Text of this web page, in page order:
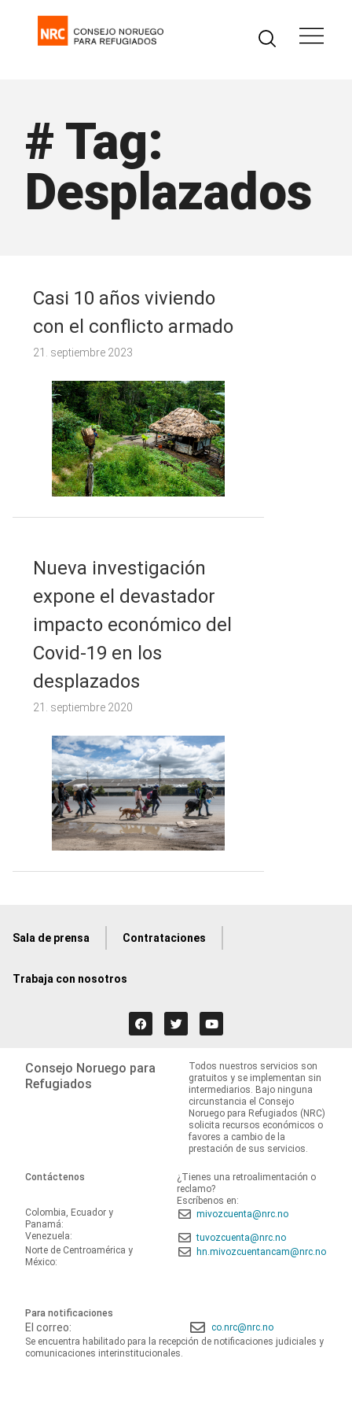
# Tag:
Desplazados
Casi 10 años viviendo
con el conflicto armado
21. septiembre 2023
Nueva investigación
expone el devastador
impacto económico del
Covid-19 en los
desplazados
21. septiembre 2020
Sala de prensa Contrataciones
Trabaja con nosotros
Consejo Noruego para
Refugiados
Todos nuestros servicios son
gratuitos y se implementan sin
intermediarios. Bajo ninguna
circunstancia el Consejo
Noruego para Refugiados (NRC)
solicita recursos económicos o
favores a cambio de la
prestación de sus servicios.
Contáctenos
¿Tienes una retroalimentación o
reclamo?
Escríbenos en:
Colombia, Ecuador y
Panamá:
mivozcuenta@nrc.no
Venezuela:
tuvozcuenta@nrc.no
Norte de Centroamérica y
México:
hn.mivozcuentancam@nrc.no
Para notificaciones
El correo:
co.nrc@nrc.no
Se encuentra habilitado para la recepción de notificaciones judiciales y
comunicaciones interinstitucionales.